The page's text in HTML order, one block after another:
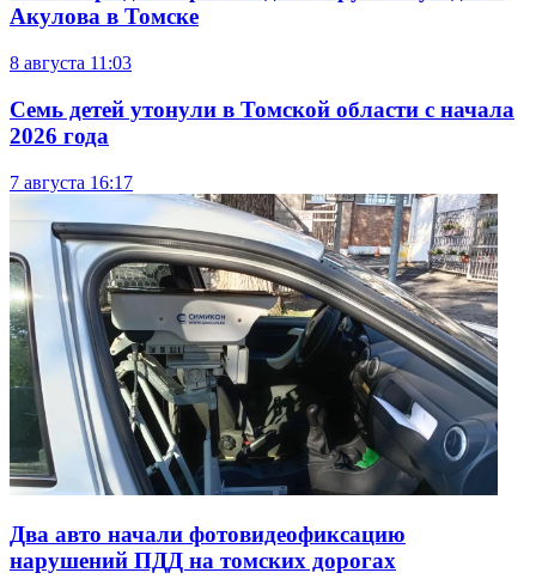
Акулова в Томске
8 августа 11:03
Семь детей утонули в Томской области с начала
2026 года
7 августа 16:17
Два авто начали фотовидеофиксацию
нарушений ПДД на томских дорогах